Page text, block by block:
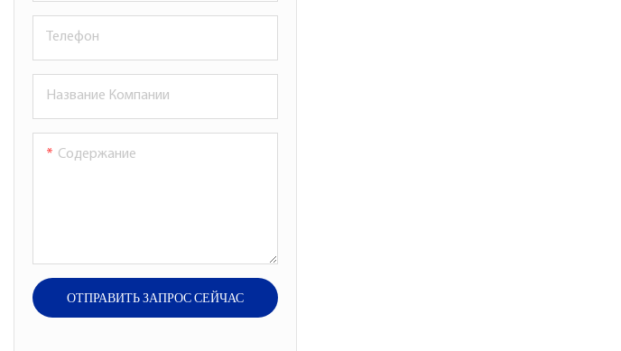
Телефон
Название Компании
Содержание
ОТПРАВИТЬ ЗАПРОС СЕЙЧАС